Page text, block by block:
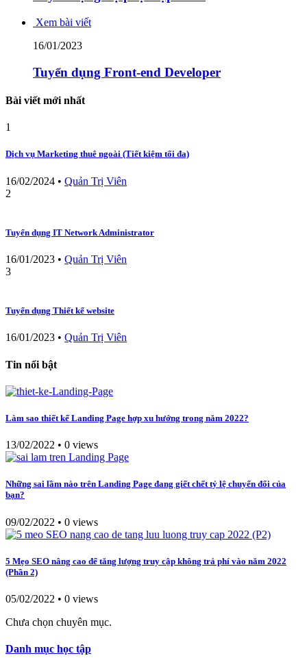
Xem bài viết
16/01/2023
Tuyển dụng Front-end Developer
Bài viết mới nhất
1
Dịch vụ Marketing thuê ngoài (Tiết kiệm tối đa)
16/02/2024 • Quản Trị Viên
2
Tuyển dụng IT Network Administrator
16/01/2023 • Quản Trị Viên
3
Tuyển dụng Thiết kế website
16/01/2023 • Quản Trị Viên
Tin nổi bật
Làm sao thiết kế Landing Page hợp xu hướng trong năm 2022?
13/02/2022 • 0 views
Những sai lầm nào trên Landing Page đang giết chết tỷ lệ chuyển đổi của
bạn?
09/02/2022 • 0 views
5 Mẹo SEO nâng cao để tăng lượng truy cập không trả phí vào năm 2022
(Phần 2)
05/02/2022 • 0 views
Chưa chọn chuyên mục.
Danh mục học tập